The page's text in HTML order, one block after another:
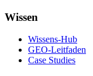
Wissen
Wissens-Hub
GEO-Leitfaden
Case Studies